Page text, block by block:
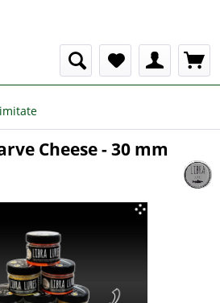
Cheese - 30 mm